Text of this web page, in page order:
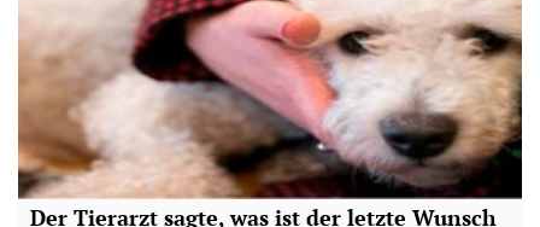
Der Tierarzt sagte, was ist der letzte Wunsch